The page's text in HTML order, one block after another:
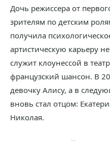
Дочь режиссера от
зрителям по детским
получила
артистическую карьеру
служит клоунессой в
французский шансон. В
девочку Алису, а в
вновь стал отцом:
Николая.